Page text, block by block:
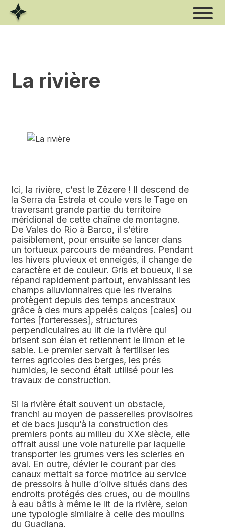
Skip
La rivière
Ici, la rivière, c’est le Zêzere ! Il descend de
la Serra da Estrela et coule vers le Tage en
traversant grande partie du territoire
méridional de cette chaîne de montagne.
De Vales do Rio à Barco, il s’étire
paisiblement, pour ensuite se lancer dans
un tortueux parcours de méandres. Pendant
les hivers pluvieux et enneigés, il change de
caractère et de couleur. Gris et boueux, il se
répand rapidement partout, envahissant les
champs alluvionnaires que les riverains
protègent depuis des temps ancestraux
grâce à des murs appelés calços [cales] ou
fortes [forteresses], structures
perpendiculaires au lit de la rivière qui
brisent son élan et retiennent le limon et le
sable. Le premier servait à fertiliser les
terres agricoles des berges, les prés
humides, le second était utilisé pour les
travaux de construction.
Si la rivière était souvent un obstacle,
franchi au moyen de passerelles provisoires
et de bacs jusqu’à la construction des
premiers ponts au milieu du XXe siècle, elle
offrait aussi une voie naturelle par laquelle
transporter les grumes vers les scieries en
aval. En outre, dévier le courant par des
canaux mettait sa force motrice au service
de pressoirs à huile d’olive situés dans des
endroits protégés des crues, ou de moulins
à eau bâtis à même le lit de la rivière, selon
une typologie similaire à celle des moulins
du Guadiana.